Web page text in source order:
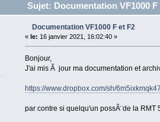
Sujet: Documentation VF1000
Documentation VF1000 F et F2
« le: 16 janvier 2021, 16:02:40 »
Bonjour,
J'ai mis Ã jour ma documentation et
https://www.dropbox.com/sh/
par contre si quelqu'un possÃ¨de la